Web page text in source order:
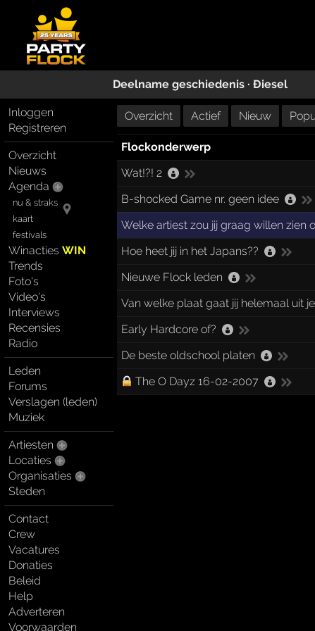
Deelname geschiedenis · Ðiesel
Inloggen
Registreren
Overzicht
Nieuws
Agenda
nu & straks
kaart
festivals
WinactiesWIN
Trends
Foto's
Video's
Interviews
Recensies
Radio
Leden
Forums
Verslagen (leden)
Muziek
Artiesten
Locaties
Organisaties
Steden
Contact
Crew
Vacatures
Donaties
Beleid
Help
Adverteren
Voorwaarden
Overzicht Actief Nieuw
Flockonderwerp
Wat!?! 2
B-shocked Game nr. geen idee
Welke artiest zou jij graag willen zien
Hoe heet jij in het Japans??
Nieuwe Flock leden
Van welke plaat gaat jij helemaal uit
Early Hardcore of?
De beste oldschool platen
The O Dayz 16-02-2007